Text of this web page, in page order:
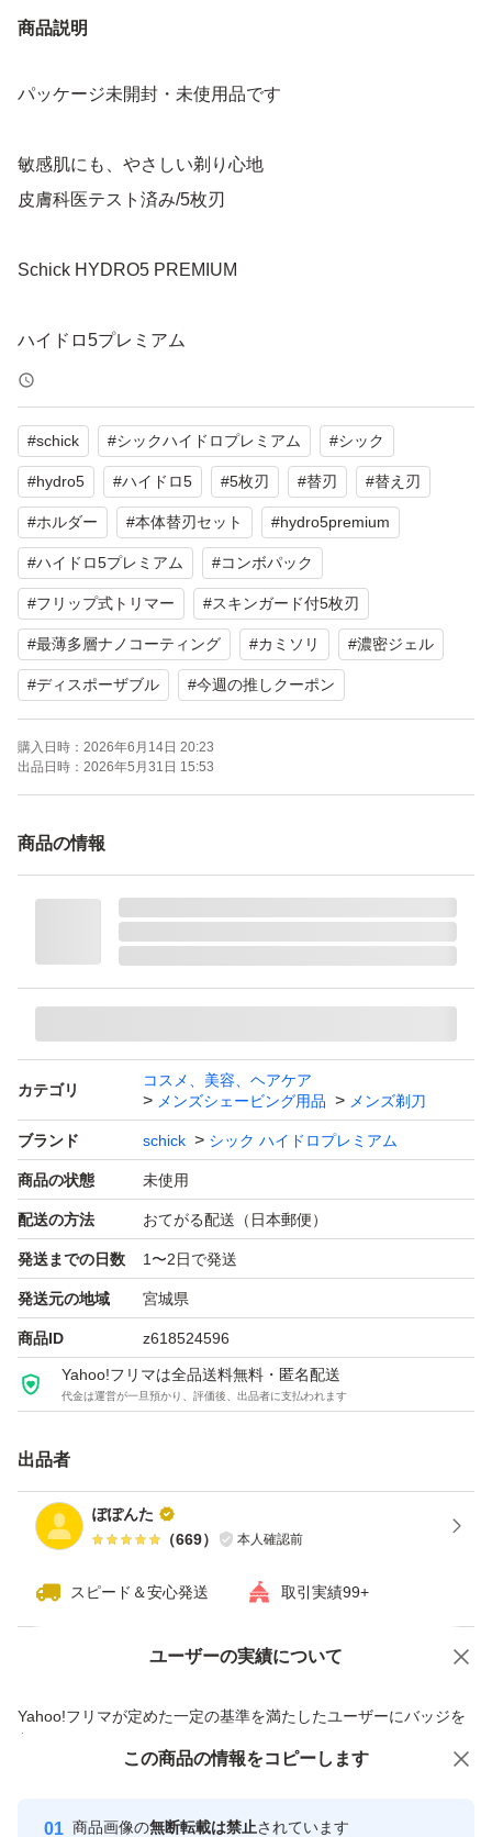
商品説明
パッケージ未開封・未使用品です
敏感肌にも、やさしい剃り心地
皮膚科医テスト済み/5枚刃
Schick HYDRO5 PREMIUM
ハイドロ5プレミアム
敏感肌
コンボパック
ホルダー(刃付き)+替刃1コ
画像は出品物を実際に撮影したものですが、パッケージに
擦れや小傷、販売シール等の剥がし跡などがあっても店舗
で陳列、販売されていた商品なのでご理解ください（本体
や替刃には影響ありません）
パッケージ未開封のままクラフト封筒に入れてから宅配用
パッケージの厚みが投函口とほぼ同じなので緩衝材で包む
ことができません
ポスト投函での発送でも良ければよろしくお願いいたしま
#schick #シックハイドロプレミアム #シック
#hydro5 #ハイドロ5 #5枚刃 #替刃 #替え刃
#ホルダー #本体替刃セット #hydro5premium
#ハイドロ5プレミアム #コンボパック
#フリップ式トリマー #スキンガード付5枚刃
#最薄多層ナノコーティング #カミソリ #濃密ジェル
#ディスポーザブル #今週の推しクーポン
購入日時： 2026年6月14日 20:23
出品日時： 2026年5月31日 15:53
商品の情報
カテゴリ
コスメ、美容、ヘアケア
メンズシェービング用品
メンズ剃刀
ブランド schick シック ハイドロプレミアム
商品の状態 未使用
配送の方法 おてがる配送（日本郵便）
発送までの日数 1〜2日で発送
発送元の地域 宮城県
商品ID z618524596
Yahoo!フリマは全品送料無料・匿名配送
代金は運営が一旦預かり、評価後、出品者に支払われます
出品者
ぽぽんた
（669） 本人確認前
スピード＆安心発送 取引実績99+
ユーザーの実績について
Yahoo!フリマが定めた一定の基準を満たしたユーザーにバッジを
付与しています
安心取引出品者
心・安全なユーザーです
価格の相談 商品への質問
この商品の情報をコピーします
商品画像の無断転載は禁止されています
この商品をみている人にオススメ